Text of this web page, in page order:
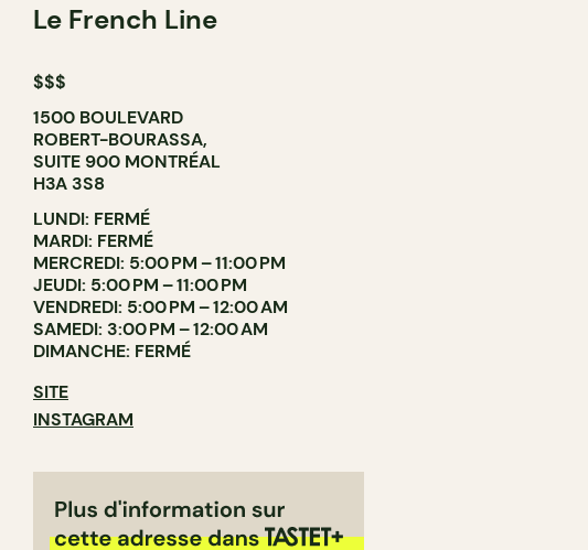
Le French Line
$$$
1500 BOULEVARD
ROBERT-BOURASSA,
SUITE 900 MONTRÉAL
H3A 3S8
LUNDI: FERMÉ
MARDI: FERMÉ
MERCREDI: 5:00 PM – 11:00 PM
JEUDI: 5:00 PM – 11:00 PM
VENDREDI: 5:00 PM – 12:00 AM
SAMEDI: 3:00 PM – 12:00 AM
DIMANCHE: FERMÉ
SITE
INSTAGRAM